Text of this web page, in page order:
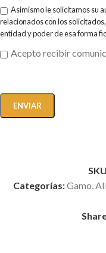
Asimismo le solicitamos su
relacionados con los
entidad y poder de esa forma
Acepto recibir
Categorías:Gamo,